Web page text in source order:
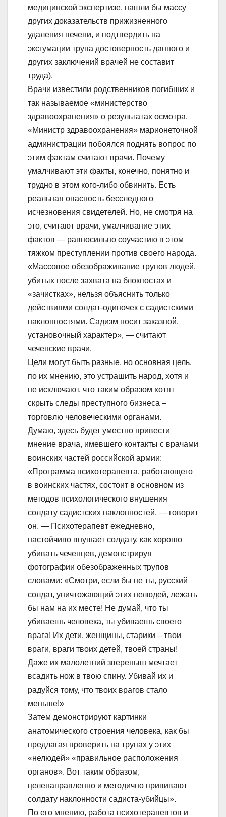
медицинской экспертизе, нашли бы массу
других доказательств прижизненного
удаления печени, и подтвердить на
эксгумации трупа достоверность данного и
других заключений врачей не составит
труда).
Врачи известили родственников погибших и
так называемое «министерство
здравоохранения» о результатах осмотра.
«Министр здравоохранения» марионеточной
администрации побоялся поднять вопрос по
этим фактам считают врачи. Почему
умалчивают эти факты, конечно, понятно и
трудно в этом кого-либо обвинить. Есть
реальная опасность бесследного
исчезновения свидетелей. Но, не смотря на
это, считают врачи, умалчивание этих
фактов — равносильно соучастию в этом
тяжком преступлении против своего народа.
«Массовое обезображивание трупов людей,
убитых после захвата на блокпостах и
«зачистках», нельзя объяснить только
действиями солдат-одиночек с садистскими
наклонностями. Садизм носит заказной,
установочный характер», — считают
чеченские врачи.
Цели могут быть разные, но основная цель,
по их мнению, это устрашить народ, хотя и
не исключают, что таким образом хотят
скрыть следы преступного бизнеса –
торговлю человеческими органами.
Думаю, здесь будет уместно привести
мнение врача, имевшего контакты с врачами
воинских частей российской армии:
«Программа психотерапевта, работающего
в воинских частях, состоит в основном из
методов психологического внушения
солдату садистских наклонностей, — говорит
он. — Психотерапевт ежедневно,
настойчиво внушает солдату, как хорошо
убивать чеченцев, демонстрируя
фотографии обезображенных трупов
словами: «Смотри, если бы не ты, русский
солдат, уничтожающий этих нелюдей, лежать
бы нам на их месте! Не думай, что ты
убиваешь человека, ты убиваешь своего
врага! Их дети, женщины, старики – твои
враги, враги твоих детей, твоей страны!
Даже их малолетний звереныш мечтает
всадить нож в твою спину. Убивай их и
радуйся тому, что твоих врагов стало
меньше!»
Затем демонстрируют картинки
анатомического строения человека, как бы
предлагая проверить на трупах у этих
«нелюдей» «правильное расположения
органов». Вот таким образом,
целенаправленно и методично прививают
солдату наклонности садиста-убийцы».
По его мнению, работа психотерапевтов и